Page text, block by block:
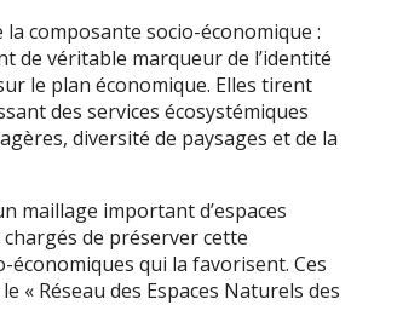
composante socio-économique :
de véritable marqueur de l’identité
le plan économique. Elles tirent
des services écosystémiques
diversité de paysages et de la
maillage important d’espaces
de préserver cette
qui la favorisent. Ces
« Réseau des Espaces Naturels des